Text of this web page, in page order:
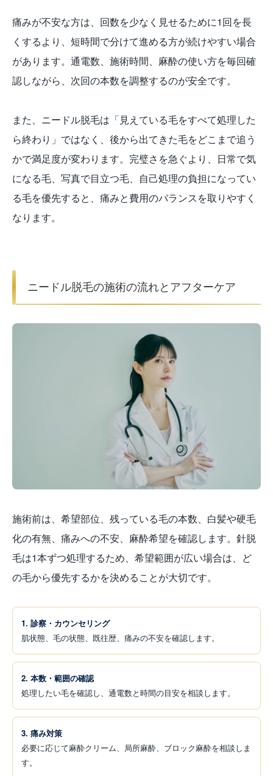
痛みが不安な方は、回数を少なく見せるために1回を長
くするより、短時間で分けて進める方が続けやすい場合
があります。通電数、施術時間、麻酔の使い方を毎回確
認しながら、次回の本数を調整するのが安全です。
また、ニードル脱毛は「見えている毛をすべて処理した
ら終わり」ではなく、後から出てきた毛をどこまで追う
かで満足度が変わります。完璧さを急ぐより、日常で気
になる毛、写真で目立つ毛、自己処理の負担になってい
る毛を優先すると、痛みと費用のバランスを取りやすく
なります。
ニードル脱毛の施術の流れとアフターケア
施術前は、希望部位、残っている毛の本数、白髪や硬毛
化の有無、痛みへの不安、麻酔希望を確認します。針脱
毛は1本ずつ処理するため、希望範囲が広い場合は、ど
の毛から優先するかを決めることが大切です。
1. 診察・カウンセリング
肌状態、毛の状態、既往歴、痛みの不安を確認します。
2. 本数・範囲の確認
処理したい毛を確認し、通電数と時間の目安を相談します。
3. 痛み対策
必要に応じて麻酔クリーム、局所麻酔、ブロック麻酔を相談しま
す。